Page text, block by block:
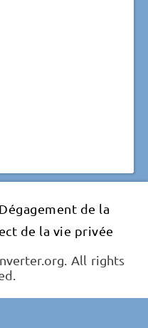
Dégagement de la
de la vie privée
All rights